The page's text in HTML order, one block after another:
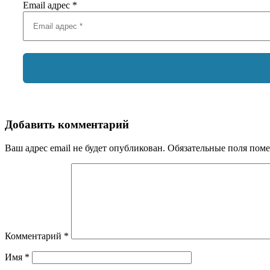
Email адрес *
Добавить комментарий
Ваш адрес email не будет опубликован. Обязательные поля
Комментарий *
Имя *